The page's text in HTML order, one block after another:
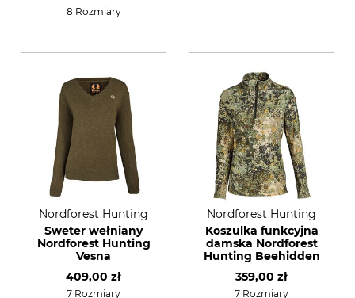
8 Rozmiary
Nordforest Hunting
Sweter wełniany
Nordforest Hunting
Vesna
409,00 zł
7 Rozmiary
Nordforest Hunting
Koszulka funkcyjna
damska Nordforest
Hunting Beehidden
359,00 zł
7 Rozmiary